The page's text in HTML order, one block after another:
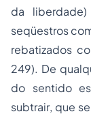
da
seqüestros
rebatizados
249). De
do sentido
subtrair, que